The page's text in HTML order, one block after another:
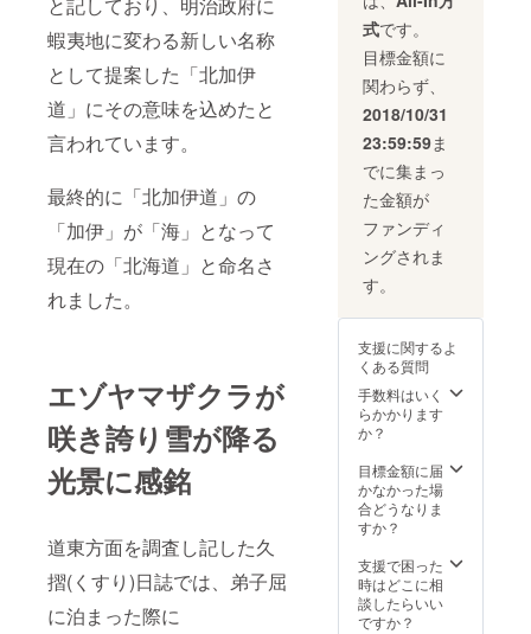
と記しており、明治政府に
蝦夷地に変わる新しい名称
として提案した「北加伊
道」にその意味を込めたと
言われています。
最終的に「北加伊道」の
「加伊」が「海」となって
現在の「北海道」と命名さ
れました。
エゾヤマザクラが
咲き誇り雪が降る
光景に感銘
道東方面を調査し記した久
摺(くすり)日誌では、弟子屈
に泊まった際に
で１株
を植樹
頂きま
す。
（大人
は１人
加可
能。お
子様に
は必ず
保護者
が付い
てくだ
樹会以
外のリ
ターン
品は１
１月頃
のお届
す。
らせて
いただ
きま
す。
（お申
し込み
は１０
月３日
（水）
まで）
※ 優
先お申
し込み
は９月
まで。
９月１
３日以
降は一
般参加
者も含
ます。
桜の苗
は２．
家族、
ご友人
などグ
ループ
然公園
野幌森
林公園
（北海
道博物
館）
人数：
先着８
０組
※ 植樹
会のお
申込み
は全て
のリ
わせて
名様で
締め切
らせて
いただ
きま
（お申
し込み
は１０
月３日
まで）
※ 優
先お申
し込み
能な北
海道博
物館＆
北海道
開拓の
村のパ
スポー
ト（抽
選１０
名）
・寄
附受領
証明書
【１５
会】
平成３
０年１
０月１
３日
（土）
１：０
０～１
５：０
０（お
時間に
お越し
くださ
い）
望者の
み、先
着８０
組
（※））
・公
園内に
設置す
る記念
プレー
トに氏
名掲載
（希望
者の
イズ）
成３０
年度に
使用可
能な北
海道博
北海道
開拓の
村のパ
スポー
選５
名）
・寄
附受領
者の
み、先
着５
組）
【１
５０年
記念植
樹セレ
モ
ニー】
日
時：平
成３０
年１０
（水）
１３：
３０～
１４：
００
（１３
合）
場
所：道
立自然
幌森林
公園
（北海
道博物
式です。
目標金額に
関わらず、
2018/10/31
23:59:59ま
でに集まっ
た金額が
ファンディ
ングされま
す。
支援に関するよ
くある質問
手数料はいく
らかかります
か？
目標金額に届
かなかった場
合どうなりま
すか？
支援で困った
時はどこに相
談したらいい
ですか？